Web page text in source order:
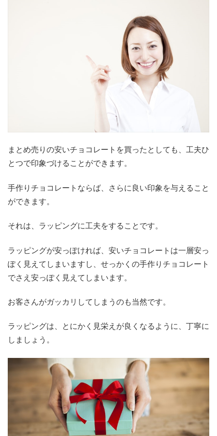
まとめ売りの安いチョコレートを買ったとしても、工夫ひ
とつで印象づけることができます。
手作りチョコレートならば、さらに良い印象を与えること
ができます。
それは、ラッピングに工夫をすることです。
ラッピングが安っぽければ、安いチョコレートは一層安っ
ぽく見えてしまいますし、せっかくの手作りチョコレート
でさえ安っぽく見えてしまいます。
お客さんがガッカリしてしまうのも当然です。
ラッピングは、とにかく見栄えが良くなるように、丁寧に
しましょう。